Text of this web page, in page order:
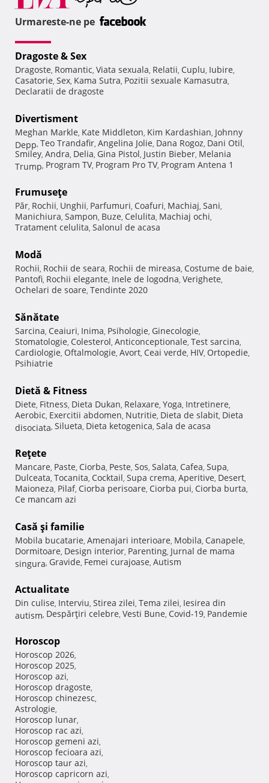
Urmareste-ne pe
Dragoste & Sex
Dragoste, Romantic, Viata sexuala, Relatii, Cuplu, Iubire,
Casatorie, Sex, Kama Sutra, Pozitii sexuale Kamasutra,
Declaratii de dragoste
Divertisment
Meghan Markle, Kate Middleton, Kim Kardashian, Johnny
Depp, Teo Trandafir, Angelina Jolie, Dana Rogoz, Dani Otil,
Smiley, Andra, Delia, Gina Pistol, Justin Bieber, Melania
Trump, Program TV, Program Pro TV, Program Antena 1
Frumuseţe
Păr, Rochii, Unghii, Parfumuri, Coafuri, Machiaj, Sani,
Manichiura, Sampon, Buze, Celulita, Machiaj ochi,
Tratament celulita, Salonul de acasa
Modă
Rochii, Rochii de seara, Rochii de mireasa, Costume de baie,
Pantofi, Rochii elegante, Inele de logodna, Verighete,
Ochelari de soare, Tendinte 2020
Sănătate
Sarcina, Ceaiuri, Inima, Psihologie, Ginecologie,
Stomatologie, Colesterol, Anticonceptionale, Test sarcina,
Cardiologie, Oftalmologie, Avort, Ceai verde, HIV, Ortopedie,
Psihiatrie
Dietă & Fitness
Diete, Fitness, Dieta Dukan, Relaxare, Yoga, Intretinere,
Aerobic, Exercitii abdomen, Nutritie, Dieta de slabit, Dieta
disociata, Silueta, Dieta ketogenica, Sala de acasa
Reţete
Mancare, Paste, Ciorba, Peste, Sos, Salata, Cafea, Supa,
Dulceata, Tocanita, Cocktail, Supa crema, Aperitive, Desert,
Maioneza, Pilaf, Ciorba perisoare, Ciorba pui, Ciorba burta,
Ce mancam azi
Casă şi familie
Mobila bucatarie, Amenajari interioare, Mobila, Canapele,
Dormitoare, Design interior, Parenting, Jurnal de mama
singura, Gravide, Femei curajoase, Autism
Actualitate
Din culise, Interviu, Stirea zilei, Tema zilei, Iesirea din
autism, Despărţiri celebre, Vesti Bune, Covid-19, Pandemie
Horoscop
Horoscop 2026,
Horoscop 2025,
Horoscop azi,
Horoscop dragoste,
Horoscop chinezesc,
Astrologie,
Horoscop lunar,
Horoscop rac azi,
Horoscop gemeni azi,
Horoscop fecioara azi,
Horoscop taur azi,
Horoscop capricorn azi,